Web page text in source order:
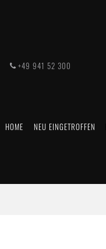
+49 941 52 300
HOME NEU EINGETROFFEN